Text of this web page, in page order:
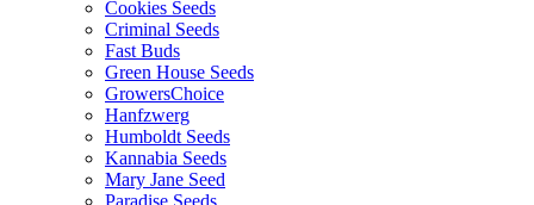
Cookies Seeds
Criminal Seeds
Fast Buds
Green House Seeds
GrowersChoice
Hanfzwerg
Humboldt Seeds
Kannabia Seeds
Mary Jane Seed